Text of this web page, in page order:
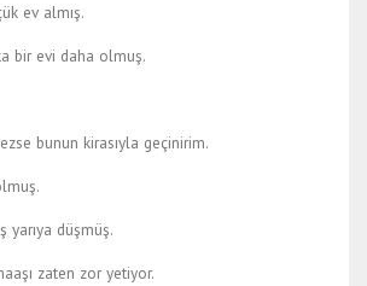
ev almış.
bir evi daha olmuş.
bunun kirasıyla geçinirim.
yarıya düşmüş.
zaten zor yetiyor.